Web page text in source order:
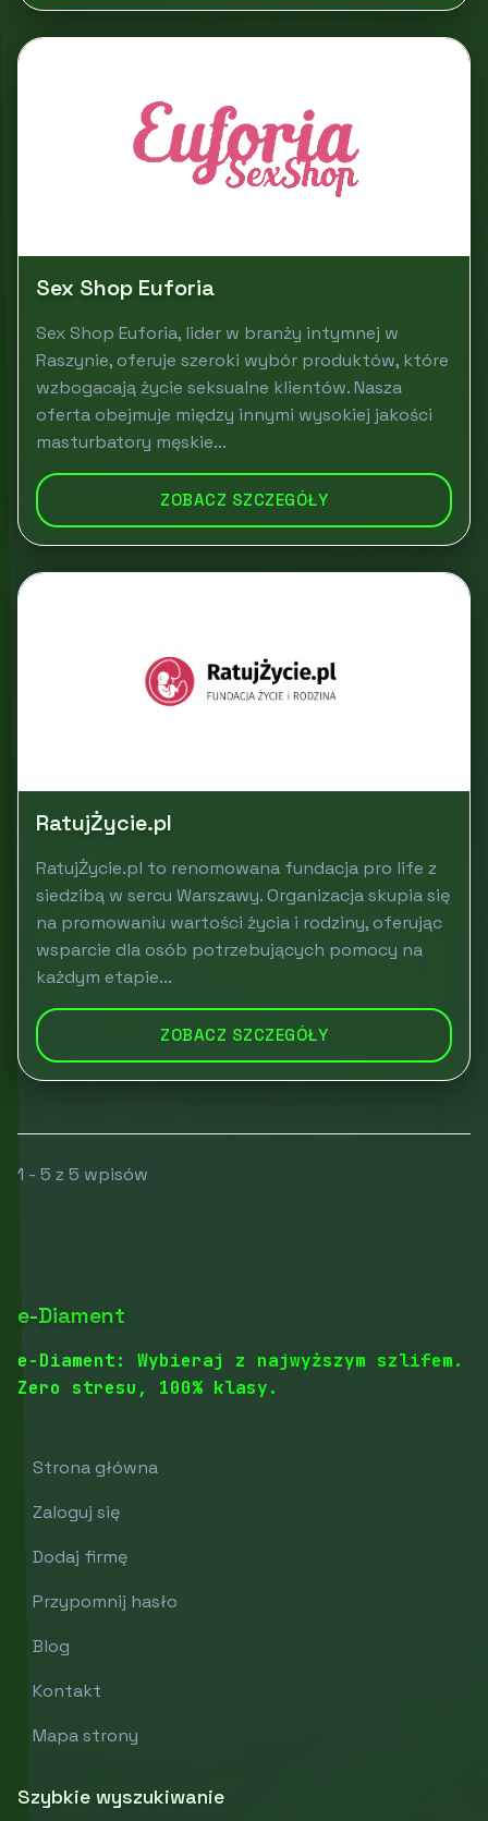
Sex Shop Euforia
Sex Shop Euforia, lider w branży intymnej w
Raszynie, oferuje szeroki wybór produktów, które
wzbogacają życie seksualne klientów. Nasza
oferta obejmuje między innymi wysokiej jakości
masturbatory męskie...
ZOBACZ SZCZEGÓŁY
RatujŻycie.pl
RatujŻycie.pl to renomowana fundacja pro life z
siedzibą w sercu Warszawy. Organizacja skupia się
na promowaniu wartości życia i rodziny, oferując
wsparcie dla osób potrzebujących pomocy na
każdym etapie...
ZOBACZ SZCZEGÓŁY
1 - 5 z 5 wpisów
e-Diament
e-Diament: Wybieraj z najwyższym szlifem.
Zero stresu, 100% klasy.
Strona główna
Zaloguj się
Dodaj firmę
Przypomnij hasło
Blog
Kontakt
Mapa strony
Szybkie wyszukiwanie